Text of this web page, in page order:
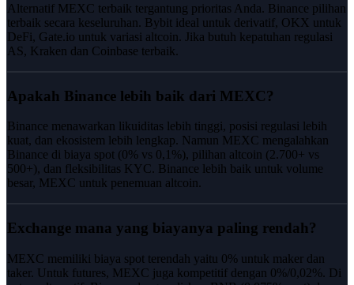
Alternatif MEXC terbaik tergantung prioritas Anda. Binance pilihan
terbaik secara keseluruhan. Bybit ideal untuk derivatif, OKX untuk
DeFi, Gate.io untuk variasi altcoin. Jika butuh kepatuhan regulasi
AS, Kraken dan Coinbase terbaik.
Apakah Binance lebih baik dari MEXC?
Binance menawarkan likuiditas lebih tinggi, posisi regulasi lebih
kuat, dan ekosistem lebih lengkap. Namun MEXC mengalahkan
Binance di biaya spot (0% vs 0,1%), pilihan altcoin (2.700+ vs
500+), dan fleksibilitas KYC. Binance lebih baik untuk volume
besar, MEXC untuk penemuan altcoin.
Exchange mana yang biayanya paling rendah?
MEXC memiliki biaya spot terendah yaitu 0% untuk maker dan
taker. Untuk futures, MEXC juga kompetitif dengan 0%/0,02%. Di